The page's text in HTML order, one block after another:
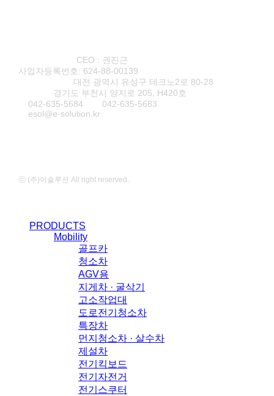
CEO : 권진근
사업자등록번호: 624-88-00139
대전 광역시 유성구 테크노2로 80-28
경기도 부천시 양지로 205, H420호
042-635-5684
042-635-5683
esol@e-solution.kr
ⓒ (주)이솔루션 All right reserved.
PRODUCTS
Mobility
골프카
청소차
AGV용
지게차 · 굴삭기
고소작업대
도로전기청소차
특장차
먼지청소차 · 살수차
제설차
전기킥보드
전기자전거
전기스쿠터